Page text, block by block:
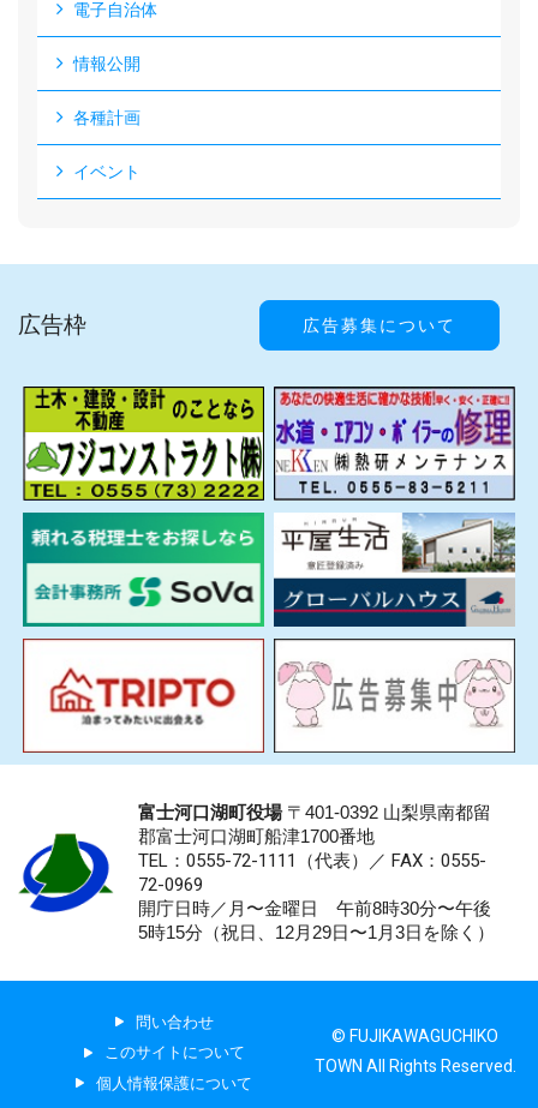
電子自治体
情報公開
各種計画
イベント
広告枠 広告募集について
富士河口湖町役場〒401-0392 山梨県南都留
郡富士河口湖町船津1700番地
TEL：0555-72-1111 （代表）／ FAX：0555-
72-0969
開庁日時／月〜金曜日 午前8時30分〜午後
5時15分（祝日、12月29日〜1月3日を除く）
問い合わせ
このサイトについて
個人情報保護について
© FUJIKAWAGUCHIKO
TOWN All Rights Reserved.